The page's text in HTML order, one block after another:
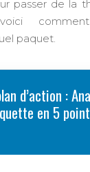
passer de la
paquet.
d’action :
en 5